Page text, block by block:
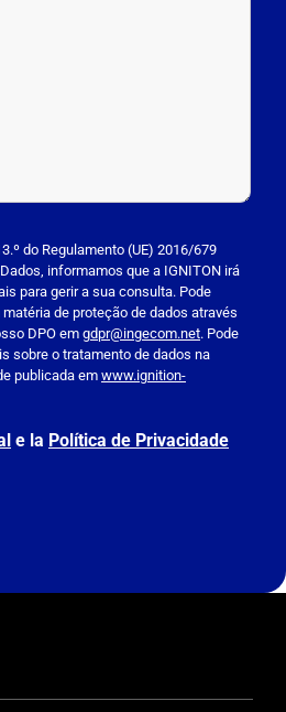
do Regulamento (UE) 2016/679
informamos que a IGNITON irá
para gerir a sua consulta. Pode
de proteção de dados através
DPO em gdpr@ingecom.net. Pode
sobre o tratamento de dados na
publicada em www.ignition-
e la Política de Privacidade